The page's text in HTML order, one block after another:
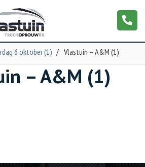
6 oktober (1) / Vlastuin – A&M (1)
– A&M (1)